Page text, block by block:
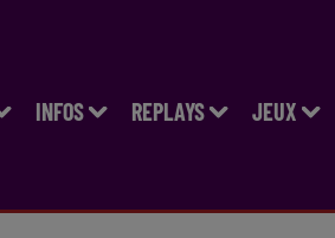
INFOS REPLAYS JEUX